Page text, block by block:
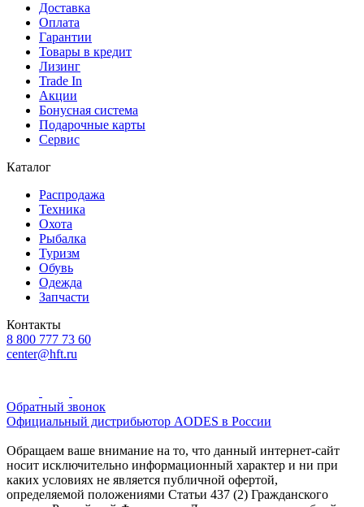
Доставка
Оплата
Гарантии
Товары в кредит
Лизинг
Trade In
Акции
Бонусная система
Подарочные карты
Сервис
Каталог
Распродажа
Техника
Охота
Рыбалка
Туризм
Обувь
Одежда
Запчасти
Контакты
8 800 777 73 60
center@hft.ru
Обратный звонок
Официальный дистрибьютор AODES в России
Обращаем ваше внимание на то, что данный интернет-сайт
носит исключительно информационный характер и ни при
каких условиях не является публичной офертой,
определяемой положениями Статьи 437 (2) Гражданского